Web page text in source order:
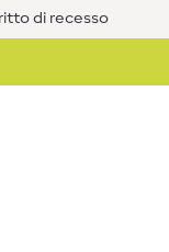
di recesso